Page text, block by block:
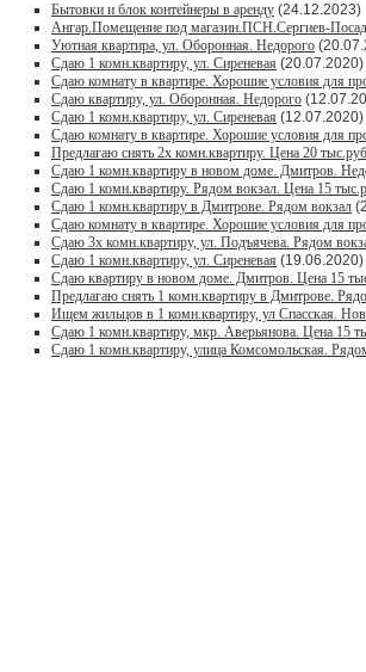
Бытовки и блок контейнеры в аренду (24.12.2023)
Ангар.Помещение под магазин.ПСН.Сергиев-Посад
Уютная квартира, ул. Оборонная. Недорого
Сдаю 1 комн.квартиру, ул. Сиреневая (20.07.2020)
Сдаю комнату в квартире. Хорошие условия для
Сдаю квартиру, ул. Оборонная. Недорого
Сдаю 1 комн.квартиру, ул. Сиреневая (12.07.2020)
Сдаю комнату в квартире. Хорошие условия для
Предлагаю снять 2х комн.квартиру. Цена 20
Сдаю 1 комн.квартиру в новом доме. Дмитров.
Сдаю 1 комн.квартиру. Рядом вокзал. Цена 15
Сдаю 1 комн.квартиру в Дмитрове. Рядом вокзал
Сдаю комнату в квартире. Хорошие условия для
Сдаю 3х комн.квартиру, ул. Подъячева. Рядом
Сдаю 1 комн.квартиру, ул. Сиреневая (19.06.2020)
Сдаю квартиру в новом доме. Дмитров. Цена 15
Предлагаю снять 1 комн.квартиру в Дмитрове.
Ищем жильцов в 1 комн.квартиру, ул Спасская.
Сдаю 1 комн.квартиру, мкр. Аверьянова. Цена 15
Сдаю 1 комн.квартиру, улица Комсомольская.